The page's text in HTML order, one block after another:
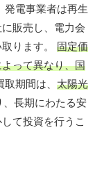
発電事業者は再生
販売し、電力会
ります。 固定価
って異なり、国
期間は、 太陽光
、長期にわたる安
て投資を行うこ